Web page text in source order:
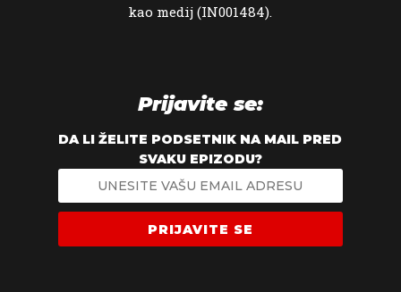
kao medij (IN001484).
Prijavite se:
DA LI ŽELITE PODSETNIK NA MAIL PRED
SVAKU EPIZODU?
PRIJAVITE SE